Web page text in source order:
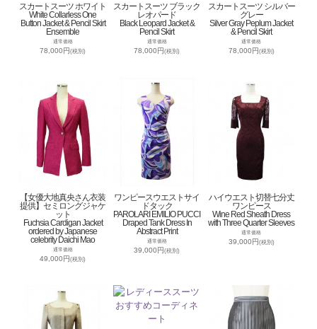
スカートスーツ ホワイト
White Collarless One
Button Jacket & Pencil Skirt
Ensemble
通常価格
78,000円(税別)
スカートスーツ ブラック
レオパード
Black Leopard Jacket &
Pencil Skirt
通常価格
78,000円(税別)
スカートスーツ シルバー
グレー
Silver Gray Peplum Jacket
& Pencil Skirt
通常価格
78,000円(税別)
【女優大地真央さん衣装
提供】セミロングジャケ
ット
Fuchsia Cardigan Jacket
ordered by Japanese
celebrity Daichi Mao
通常価格
49,000円(税別)
ワンピースウエストサイ
ドタック
PAROLARI EMILIO PUCCI
Draped Tank Dress In
Abstract Print
通常価格
39,000円(税別)
ハイウエスト切替七分丈
ワンピース
Wine Red Sheath Dress
with Three Quarter Sleeves
通常価格
39,000円(税別)